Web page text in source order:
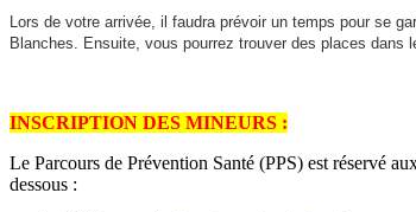
Lors de votre arrivée, il faudra prévoir un temps pour se
Blanches. Ensuite, vous pourrez trouver des places dans
INSCRIPTION DES MINEURS :
Le Parcours de Prévention Santé (PPS) est réservé
dessous :